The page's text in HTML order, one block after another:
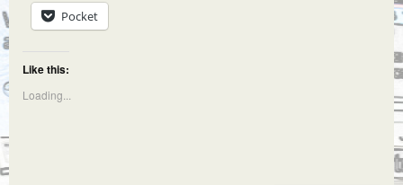
Pocket
Like this:
Loading...